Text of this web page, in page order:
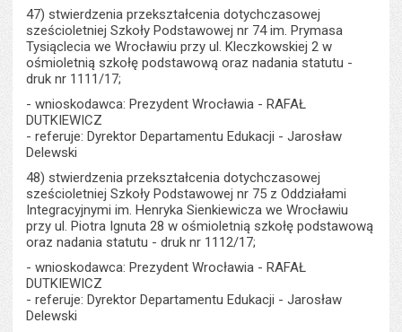
47) stwierdzenia przekształcenia dotychczasowej
sześcioletniej Szkoły Podstawowej nr 74 im. Prymasa
Tysiąclecia we Wrocławiu przy ul. Kleczkowskiej 2 w
ośmioletnią szkołę podstawową oraz nadania statutu -
druk nr 1111/17;
- wnioskodawca: Prezydent Wrocławia - RAFAŁ
DUTKIEWICZ
- referuje: Dyrektor Departamentu Edukacji - Jarosław
Delewski
48) stwierdzenia przekształcenia dotychczasowej
sześcioletniej Szkoły Podstawowej nr 75 z Oddziałami
Integracyjnymi im. Henryka Sienkiewicza we Wrocławiu
przy ul. Piotra Ignuta 28 w ośmioletnią szkołę podstawową
oraz nadania statutu - druk nr 1112/17;
- wnioskodawca: Prezydent Wrocławia - RAFAŁ
DUTKIEWICZ
- referuje: Dyrektor Departamentu Edukacji - Jarosław
Delewski